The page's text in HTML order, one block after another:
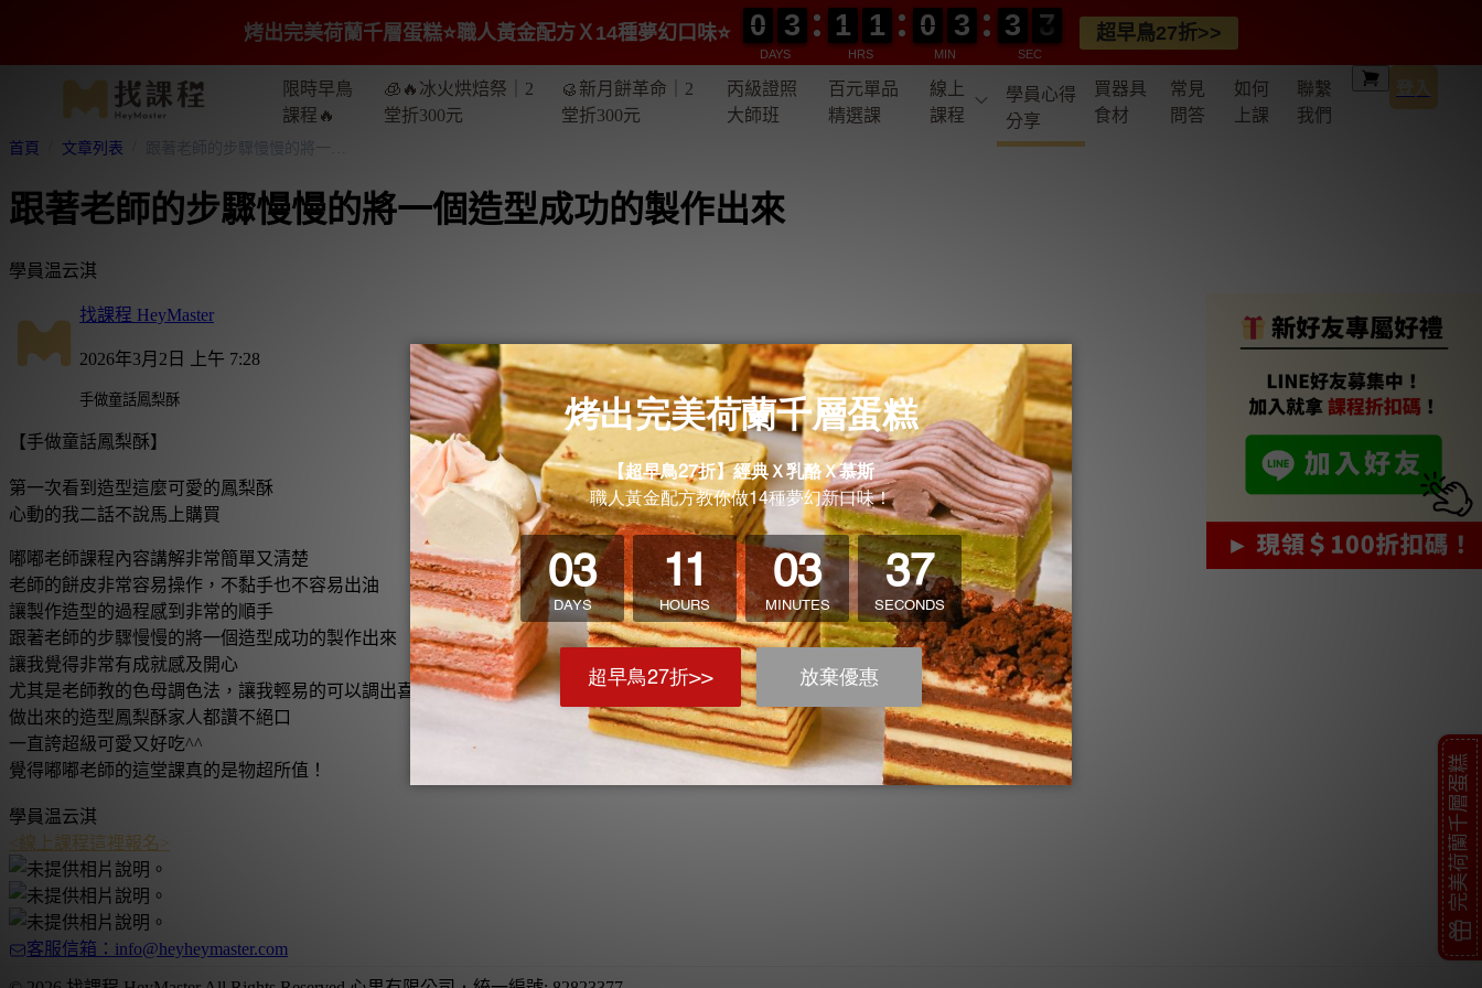
限時早鳥
課程🔥
🧊🔥冰火烘焙祭｜2
堂折300元
🥮新月餅革命｜2
堂折300元
丙級證照
大師班
百元單品
精選課
線上
課程
學員心得
分享
買器具
食材
常見
問答
如何
上課
聯繫
我們
首頁 文章列表
跟著老師的步驟慢慢的將一個造型成功的製作出來
學員温云淇
找課程 HeyMaster
2026年3月2日 上午 7:28
手做童話鳳梨酥
【手做童話鳳梨酥】
第一次看到造型這麼可愛的鳳梨酥
心動的我二話不說馬上購買
嘟嘟老師課程內容講解非常簡單又清楚
老師的餅皮非常容易操作，不黏手也不容易出油
讓製作造型的過程感到非常的順手
跟著老師的步驟慢慢的將一個造型成功的製作出來
讓我覺得非常有成就感及開心
尤其是老師教的色母調色法，讓我輕易的可以調出喜歡的顏色
做出來的造型鳳梨酥家人都讚不絕口
一直誇超級可愛又好吃^^
覺得嘟嘟老師的這堂課真的是物超所值！
學員温云淇
<線上課程這裡報名>
客服信箱：info@heyheymaster.com
烤出完美荷蘭千層蛋糕⭐️職人黃金配方Ｘ14種夢幻口味⭐️
DAYS
0
0
0
0 3
3
3
3
HRS
1
1
1
1 1
1
1
1
MIN
0
0
0
0 3
3
3
3
SEC
3
3
3
3 0
0
7
7
7
7 超早鳥27折>>
完美荷蘭千層蛋糕